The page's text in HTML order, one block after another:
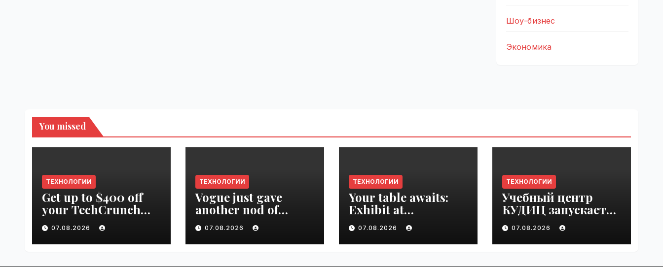
Шоу-бизнес
Экономика
You missed
ТЕХНОЛОГИИ
Get up to $400 off
your TechCrunch
Disrupt 2026 pass
until tomorrow |
VseTime.ru
07.08.2026
ТЕХНОЛОГИИ
Vogue just gave
another nod of
approval to the tech
world | VseTime.ru
07.08.2026
ТЕХНОЛОГИИ
Your table awaits:
Exhibit at
TechCrunch Disrupt
2026 to be seen by
thousands |
07.08.2026
ТЕХНОЛОГИИ
Учебный центр
КУДИЦ запускает
авторизованный
курс по
администрировани
07.08.2026